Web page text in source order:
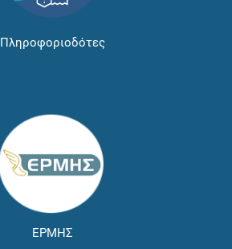
Πληροφοριοδότες
ΕΡΜΗΣ